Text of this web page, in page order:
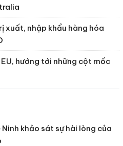
xuất, nhập khẩu hàng hóa
hướng tới những cột mốc
khảo sát sự hài lòng của